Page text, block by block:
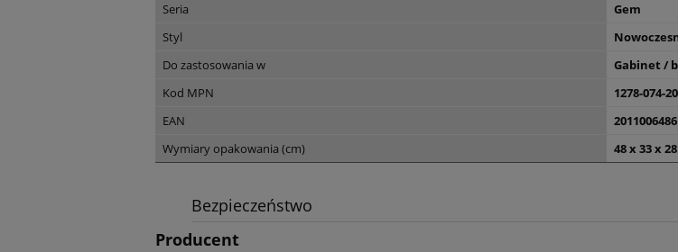
Seria
Gem
Styl
Do zastosowania w
Gabinet /
Kod MPN
1278-074-
EAN
Wymiary opakowania (cm)
48 x 33 x
Bezpieczeństwo
Producent